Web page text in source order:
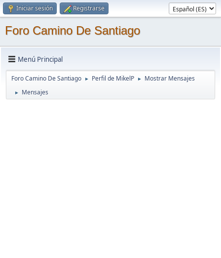
Iniciar sesión Registrarse
Foro Camino De Santiago
Menú Principal
Foro Camino De Santiago ► Perfil de MikelP ► Mostrar Mensajes
► Mensajes